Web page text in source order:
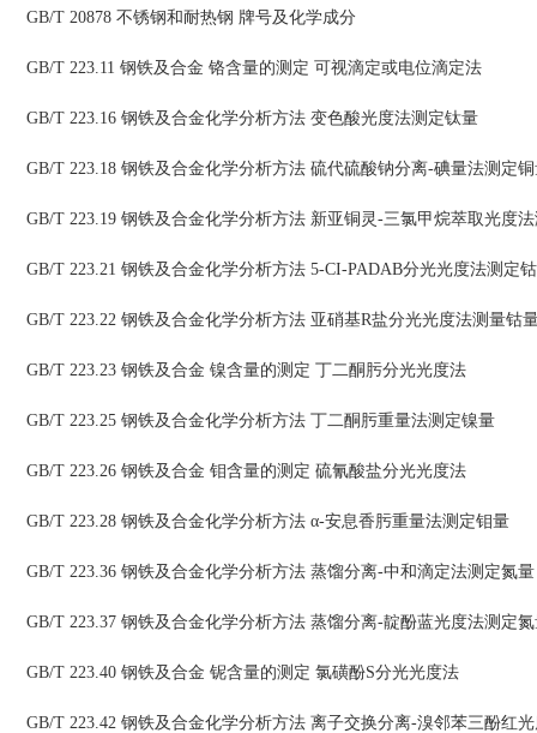
GB/T 20878 不锈钢和耐热钢 牌号及化学成分
GB/T 223.11 钢铁及合金 铬含量的测定 可视滴定或电位滴定法
GB/T 223.16 钢铁及合金化学分析方法 变色酸光度法测定钛量
GB/T 223.18 钢铁及合金化学分析方法 硫代硫酸钠分离-碘量法测定
GB/T 223.19 钢铁及合金化学分析方法 新亚铜灵-三氯甲烷萃取光度
GB/T 223.21 钢铁及合金化学分析方法 5-CI-PADAB分光光度法测定
GB/T 223.22 钢铁及合金化学分析方法 亚硝基R盐分光光度法测量钴
GB/T 223.23 钢铁及合金 镍含量的测定 丁二酮肟分光光度法
GB/T 223.25 钢铁及合金化学分析方法 丁二酮肟重量法测定镍量
GB/T 223.26 钢铁及合金 钼含量的测定 硫氰酸盐分光光度法
GB/T 223.28 钢铁及合金化学分析方法 α-安息香肟重量法测定钼量
GB/T 223.36 钢铁及合金化学分析方法 蒸馏分离-中和滴定法测定氮量
GB/T 223.37 钢铁及合金化学分析方法 蒸馏分离-靛酚蓝光度法测定
GB/T 223.40 钢铁及合金 铌含量的测定 氯磺酚S分光光度法
GB/T 223.42 钢铁及合金化学分析方法 离子交换分离-溴邻苯三酚红